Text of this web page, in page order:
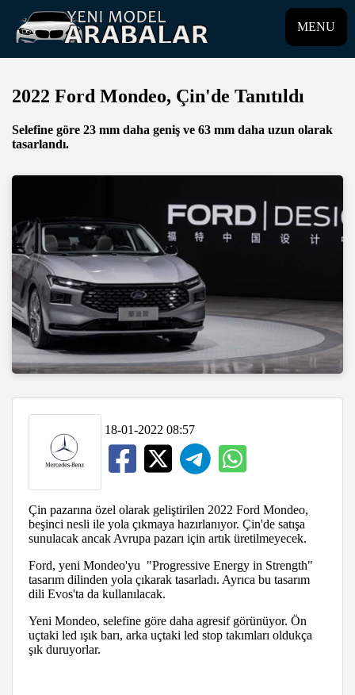
MENU
2022 Ford Mondeo, Çin'de Tanıtıldı
Selefine göre 23 mm daha geniş ve 63 mm daha uzun olarak
tasarlandı.
18-01-2022 08:57
Çin pazarına özel olarak geliştirilen 2022 Ford Mondeo,
beşinci nesli ile yola çıkmaya hazırlanıyor. Çin'de satışa
sunulacak ancak Avrupa pazarı için artık üretilmeyecek.
Ford, yeni Mondeo'yu "Progressive Energy in Strength"
tasarım dilinden yola çıkarak tasarladı. Ayrıca bu tasarım
dili Evos'ta da kullanılacak.
Yeni Mondeo, selefine göre daha agresif görünüyor. Ön
uçtaki led ışık barı, arka uçtaki led stop takımları oldukça
şık duruyorlar.